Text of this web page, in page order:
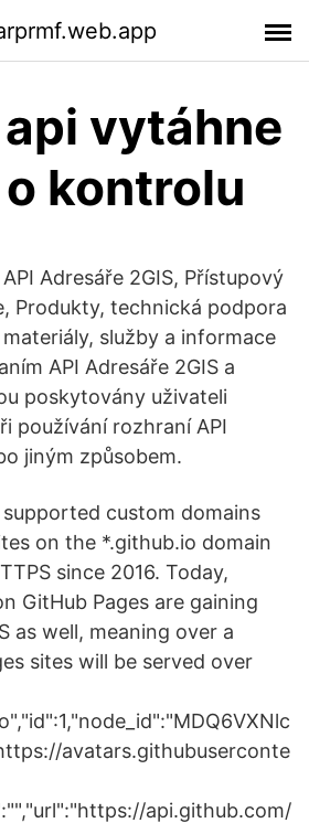
vytáhne
kontrolu
Adresáře 2GIS, Přístupový
Produkty, technická podpora
služby a informace
API Adresáře 2GIS a
poskytovány uživateli
používání rozhraní API
jiným způsobem.
supported custom domains
on the *.github.io domain
since 2016. Today,
GitHub Pages are gaining
as well, meaning over a
sites will be served over
avatars.githubuserconte
api.github.com/